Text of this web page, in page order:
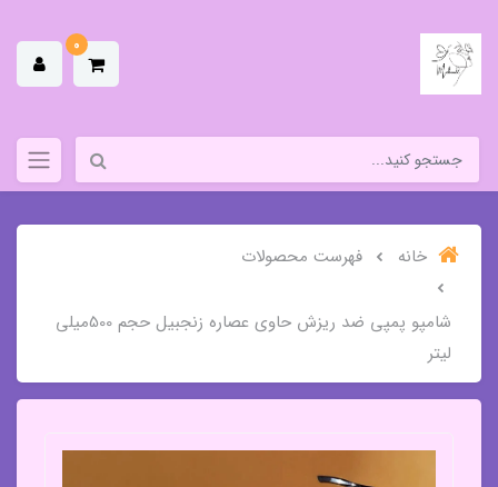
0
خانه فهرست محصولات
شامپو پمپی ضد ریزش حاوی عصاره زنجبیل حجم 500میلی
لیتر